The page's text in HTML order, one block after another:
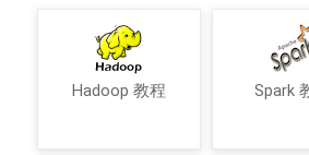
Hadoop 教程 Spark